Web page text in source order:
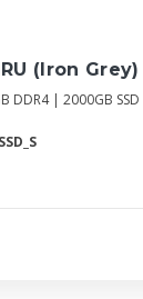
(Iron Grey)
DDR4 | 2000GB